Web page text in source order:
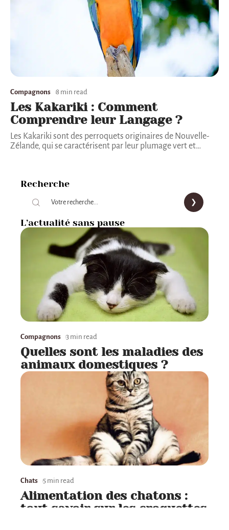
Compagnons 8 min read
Les Kakariki : Comment
Comprendre leur Langage ?
Les Kakariki sont des perroquets originaires de Nouvelle-
Zélande, qui se caractérisent par leur plumage vert et…
Recherche
L’actualité sans pause
Compagnons 3 min read
Quelles sont les maladies des
animaux domestiques ?
Chats 5 min read
Alimentation des chatons :
tout savoir sur les croquettes